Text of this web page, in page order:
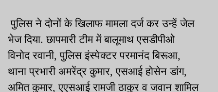
पुलिस ने दोनों के खिलाफ मामला दर्ज कर उन्हें जेल
भेज दिया. छापमारी टीम में बालूमाथ एसडीपीओ
विनोद रवानी, पुलिस इंस्पेक्टर परमानंद बिरूआ,
थाना प्रभारी अमरेंद्र कुमार, एसआई होसेन डांग,
अमित कुमार, एएसआई रामजी ठाकुर व जवान शामिल